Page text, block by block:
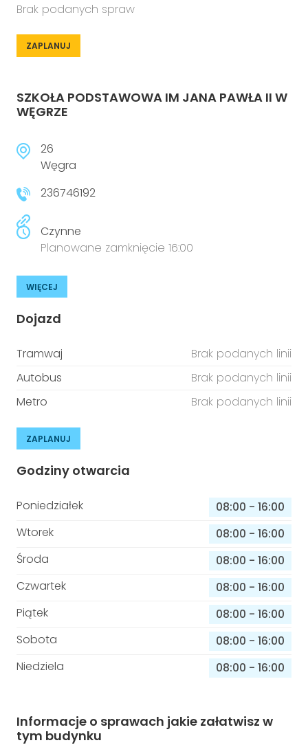
Brak podanych spraw
ZAPLANUJ
SZKOŁA PODSTAWOWA IM JANA PAWŁA II W
WĘGRZE
26
Węgra
236746192
Czynne
Planowane zamknięcie 16:00
WIĘCEJ
Dojazd
Tramwaj
Brak podanych linii
Autobus
Brak podanych linii
Metro
Brak podanych linii
ZAPLANUJ
Godziny otwarcia
Poniedziałek 08:00 - 16:00
Wtorek
08:00 - 16:00
Środa
08:00 - 16:00
Czwartek
08:00 - 16:00
Piątek
08:00 - 16:00
Sobota
08:00 - 16:00
Niedziela
08:00 - 16:00
Informacje o sprawach jakie załatwisz w
tym budynku